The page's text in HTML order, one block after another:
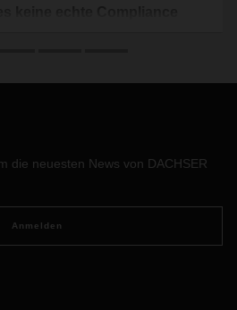
und Forschungsergebnisse
die neuesten News von DACHSER
Anmelden